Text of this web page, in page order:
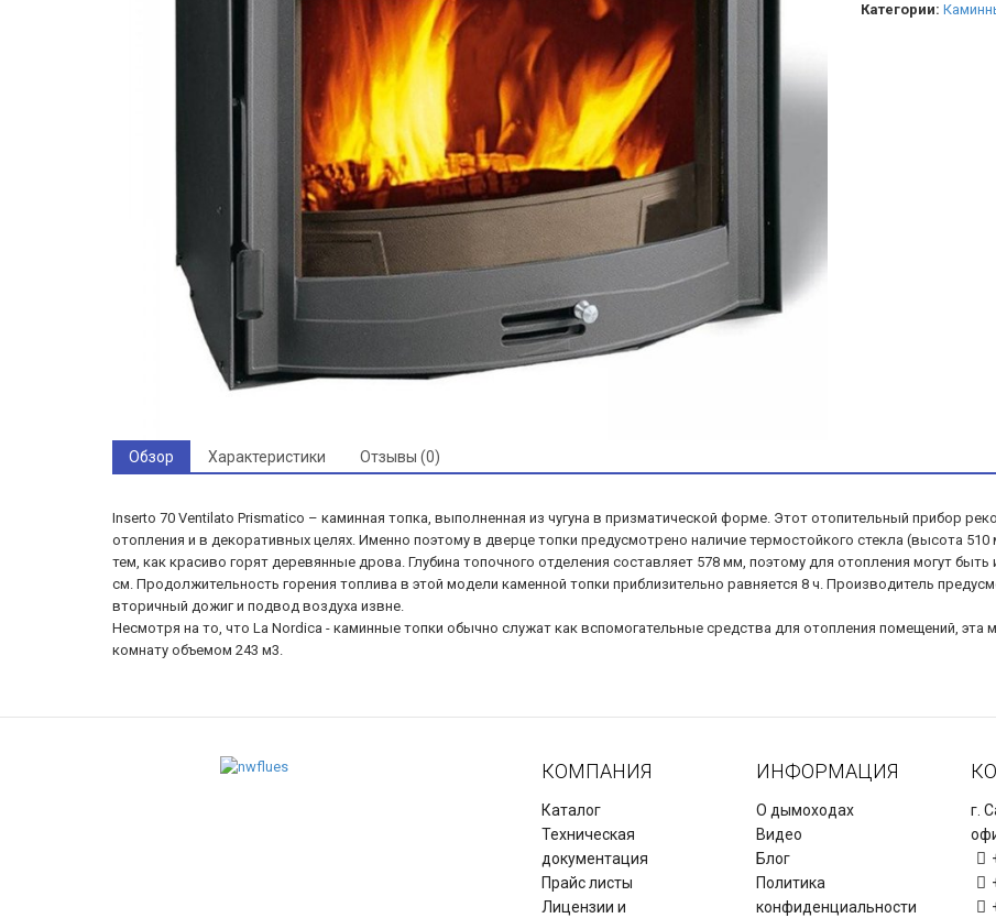
Категории:
Обзор Характеристики Отзывы (0)
Inserto 70 Ventilato Prismatico – каминная топка, выполненная из чугуна в призматической форме. Этот отопительный прибор
отопления и в декоративных целях. Именно поэтому в дверце топки предусмотрено наличие термостойкого стекла (высота
тем, как красиво горят деревянные дрова. Глубина топочного отделения составляет 578 мм, поэтому для отопления могут
см. Продолжительность горения топлива в этой модели каменной топки приблизительно равняется 8 ч. Производитель
вторичный дожиг и подвод воздуха извне.
Несмотря на то, что La Nordica - каминные топки обычно служат как вспомогательные средства для отопления помещений,
комнату объемом 243 м3.
КОМПАНИЯ
Каталог
Техническая
документация
Прайс листы
Лицензии и
ИНФОРМАЦИЯ
О дымоходах
Видео
Блог
Политика
конфиденциальности
г.